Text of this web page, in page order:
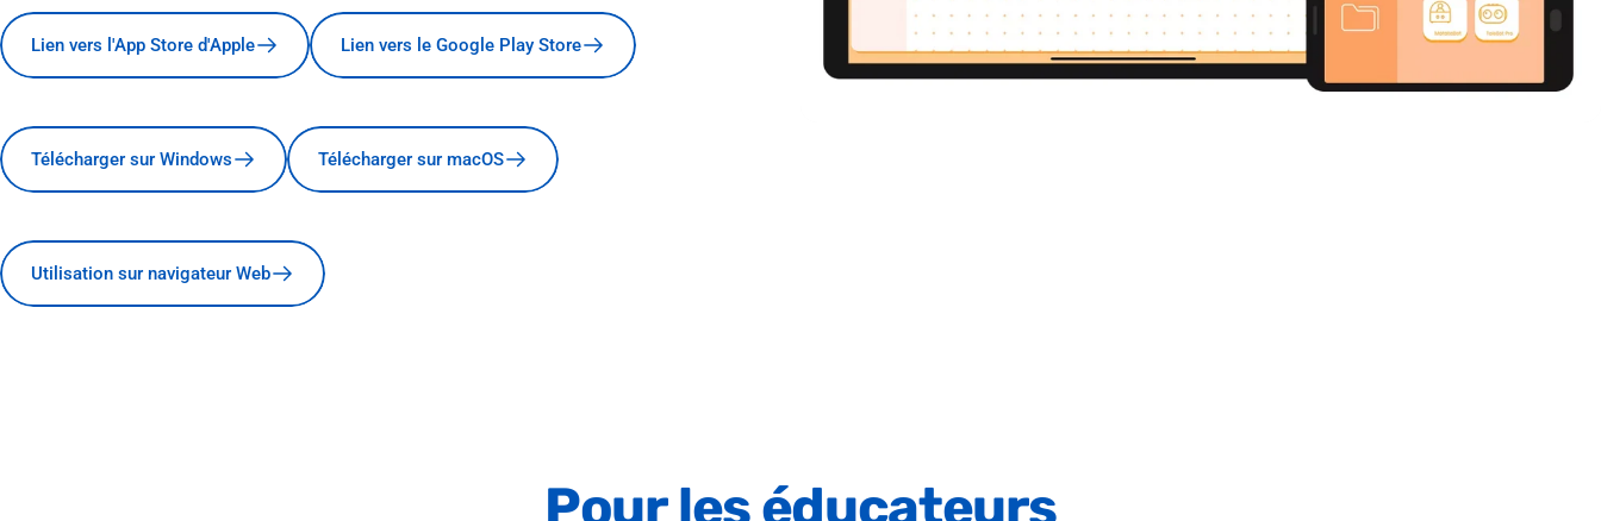
Lien vers l'App Store d'Apple Lien vers le Google Play Store
Télécharger sur Windows Télécharger sur macOS
Utilisation sur navigateur Web
Pourleséducateurs